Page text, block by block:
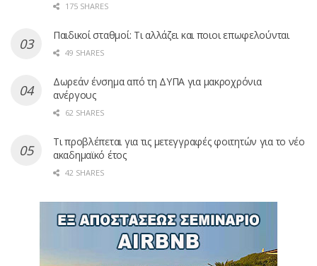
175 SHARES
Παιδικοί σταθμοί: Τι αλλάζει και ποιοι επωφελούνται
49 SHARES
Δωρεάν ένσημα από τη ΔΥΠΑ για μακροχρόνια
ανέργους
62 SHARES
Τι προβλέπεται για τις μετεγγραφές φοιτητών για το νέο
ακαδημαϊκό έτος
42 SHARES